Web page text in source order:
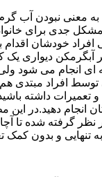
معنی نبودن آب
جدی برای
خودشان اقدام
آبگرمکن دیواری
ای انجام می شود
توسط افراد مبتدی
تعمیرات داشته
انجام دهید.در
گرفته شده تا
تنهایی و بدون کمک